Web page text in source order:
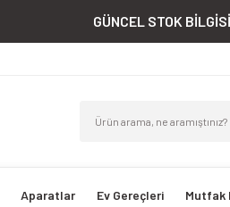
GÜNCEL STOK
Aparatlar Ev Gereçleri Mutfak